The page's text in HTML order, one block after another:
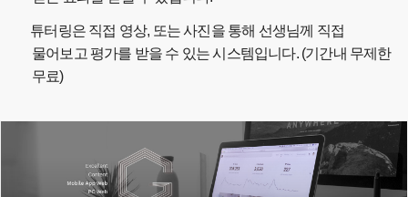
튜터링은 직접 영상, 또는 사진을 통해 선생님께 직접
물어보고 평가를 받을 수 있는 시스템입니다. (기간내 무제한
무료)